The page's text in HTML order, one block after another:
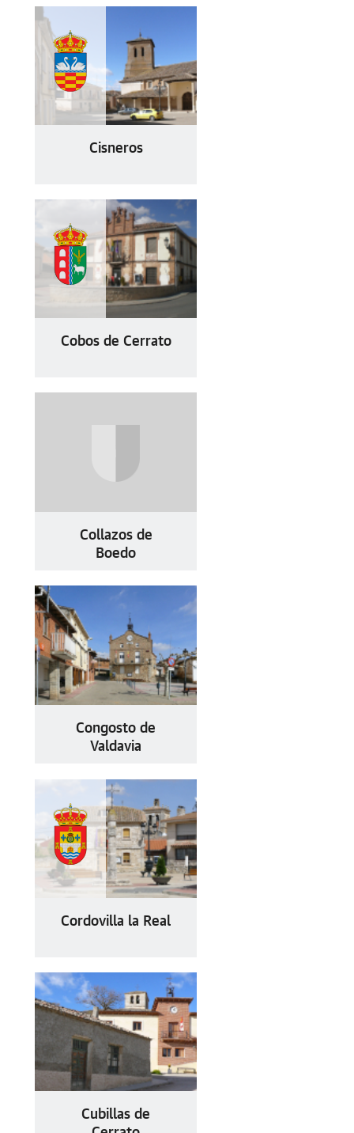
Cisneros
Cobos de Cerrato
Collazos de
Boedo
Congosto de
Valdavia
Cordovilla la Real
Cubillas de